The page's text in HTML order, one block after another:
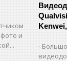
и